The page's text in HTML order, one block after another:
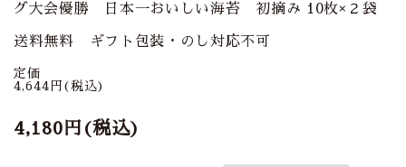
ご利用ガイド
グ大会優勝 日本一おいしい海苔 初摘み 10枚×２袋
送料無料 ギフト包装・のし対応不可
定価
4,644円(税込)
4,180円(税込)